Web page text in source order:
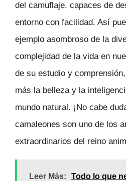
del camuflaje, capaces de
entorno con facilidad. Así
ejemplo asombroso de la
complejidad de la vida en
de su estudio y
más la belleza y la
mundo natural. ¡No cabe
camaleones son uno de los
extraordinarios del reino
Leer Más:
Todo lo que